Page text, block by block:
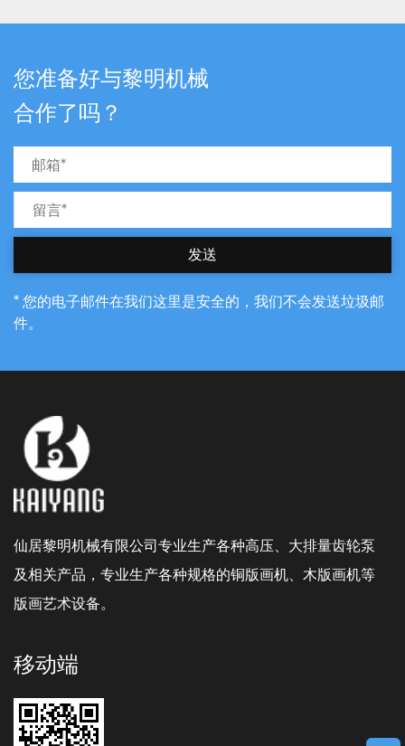
您准备好与黎明机械
合作了吗？
发送
* 您的电子邮件在我们这里是安全的，我们不会发送垃圾邮
件。
仙居黎明机械有限公司专业生产各种高压、大排量齿轮泵
及相关产品，专业生产各种规格的铜版画机、木版画机等
版画艺术设备。
移动端